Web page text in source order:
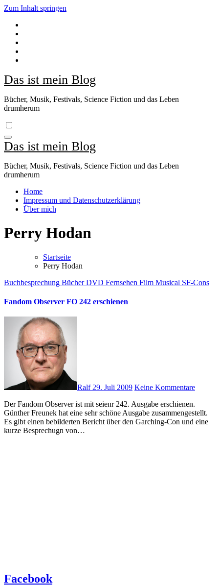
Zum Inhalt springen
Das ist mein Blog
Bücher, Musik, Festivals, Science Fiction und das Leben
drumherum
Das ist mein Blog
Bücher, Musik, Festivals, Science Fiction und das Leben
drumherum
Home
Impressum und Datenschutzerklärung
Über mich
Perry Hodan
Startseite
Perry Hodan
Buchbesprechung BücherDVD Fernsehen Film Musical SF-Cons
Fandom Observer FO 242 erschienen
Ralf29. Juli 2009 Keine Kommentare
Der Fandom Observer ist mit seienr 242. Ausgabe erschienen.
Günther Freunek hat eine sehr schöne Ausgabe zusammengestellt.
Es gibt einen bebilderten Bericht über den Garching-Con und eine
kurze Besprechugn von…
Facebook